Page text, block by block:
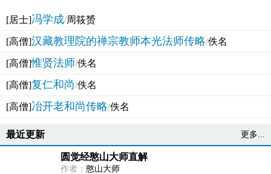
[居士]冯学成/周筱赟
[高僧]汉藏教理院的禅宗教师本光法师传略/佚名
[高僧]惟贤法师/佚名
[高僧]复仁和尚/佚名
[高僧]冶开老和尚传略/佚名
最近更新 更多...
圆觉经憨山大师直解
作者： 憨山大师